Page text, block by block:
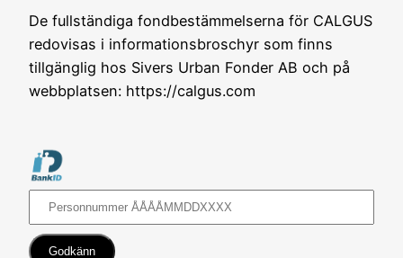
De fullständiga fondbestämmelserna för CALGUS
redovisas i informationsbroschyr som finns
tillgänglig hos Sivers Urban Fonder AB och på
webbplatsen: https://calgus.com